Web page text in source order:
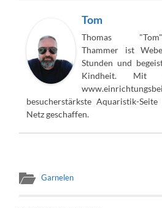
Tom
Thomas "Tom"
Thammer ist
Stunden und
Kindheit. Mit
besucherstärkste Aquaristik-
Netz geschaffen.
Garnelen